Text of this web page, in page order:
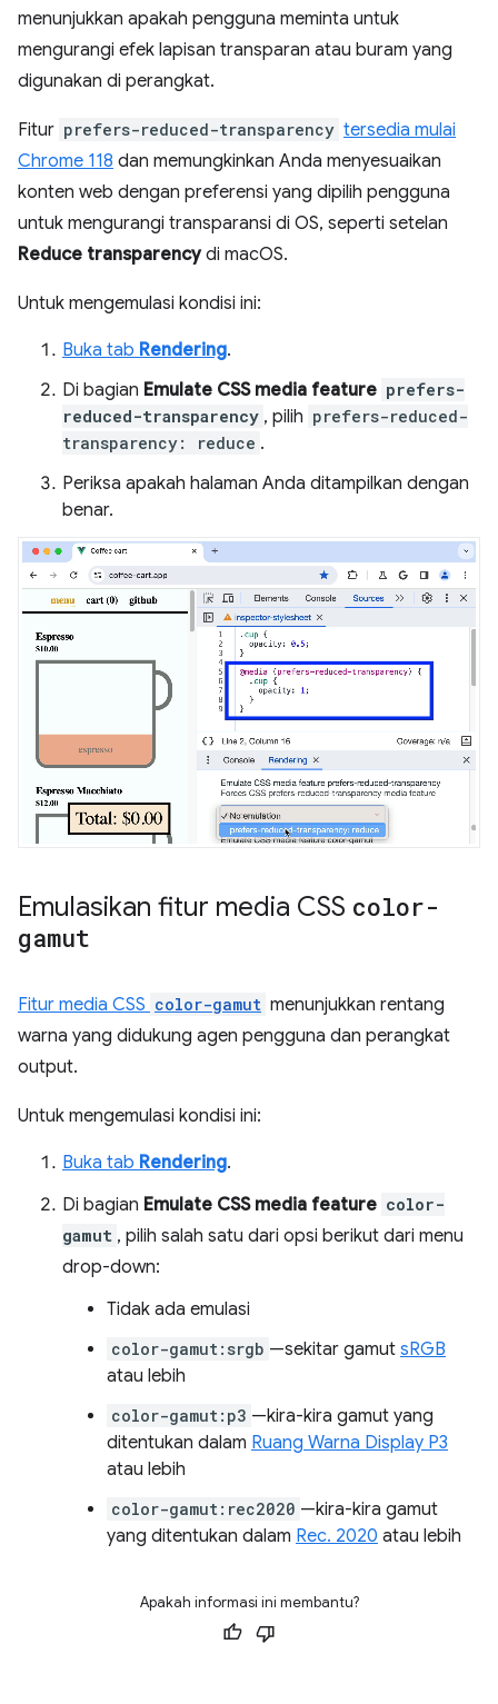
menunjukkan apakah pengguna meminta untuk
mengurangi efek lapisan transparan atau buram yang
digunakan di perangkat.
Fitur prefers-reduced-transparency tersedia mulai
Chrome 118 dan memungkinkan Anda menyesuaikan
konten web dengan preferensi yang dipilih pengguna
untuk mengurangi transparansi di OS, seperti setelan
Reduce transparencydi macOS.
Untuk mengemulasi kondisi ini:
Buka tab Rendering.
Di bagian Emulate CSS media feature prefers-
reduced-transparency , pilih prefers-reduced-
transparency: reduce .
Periksa apakah halaman Anda ditampilkan dengan
benar.
Emulasikan fitur media CSS color-
gamut
Fitur media CSS color-gamut menunjukkan rentang
warna yang didukung agen pengguna dan perangkat
output.
Untuk mengemulasi kondisi ini:
Buka tab Rendering.
Di bagian Emulate CSS media feature color-
gamut , pilih salah satu dari opsi berikut dari menu
drop-down:
Tidak ada emulasi
color-gamut:srgb —sekitar gamut sRGB
atau lebih
color-gamut:p3 —kira-kira gamut yang
ditentukan dalam Ruang Warna Display P3
atau lebih
color-gamut:rec2020 —kira-kira gamut
yang ditentukan dalam Rec. 2020 atau lebih
Apakah informasi ini membantu?